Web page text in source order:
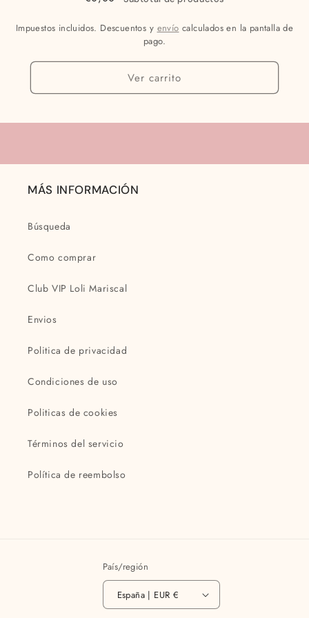
Impuestos incluidos. Descuentos y envío calculados en la pantalla de
pago.
Ver carrito
MÁS INFORMACIÓN
Búsqueda
Como comprar
Club VIP Loli Mariscal
Envios
Politica de privacidad
Condiciones de uso
Politicas de cookies
Términos del servicio
Política de reembolso
País/región
España | EUR €